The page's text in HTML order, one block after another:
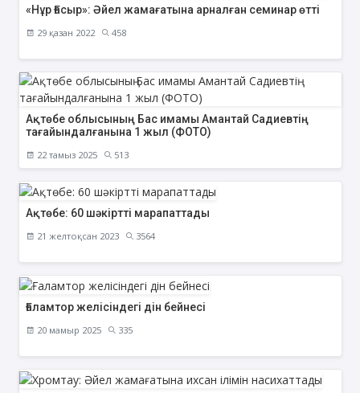
«Нұр Ғасыр»: Әйел жамағатына арналған семинар өтті
29 қазан 2022 458
Ақтөбе облысының Бас имамы Амантай Садиевтің
тағайындалғанына 1 жыл (ФОТО)
22 тамыз 2025 513
Ақтөбе: 60 шәкіртті марапаттады
21 желтоқсан 2023 3564
Ғаламтор желісіндегі дін бейнесі
20 мамыр 2025 335